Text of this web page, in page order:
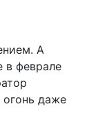
А
в феврале
даже